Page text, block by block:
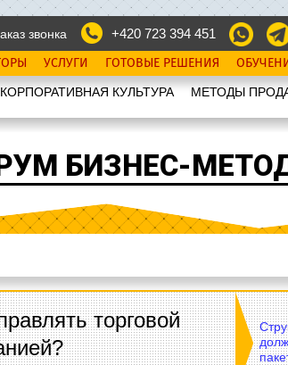
звонка +420 723 394 451
УСЛУГИ ГОТОВЫЕ РЕШЕНИЯ
КОРПОРАТИВНАЯ КУЛЬТУРА МЕТОДЫ
БИЗНЕС-
торговой